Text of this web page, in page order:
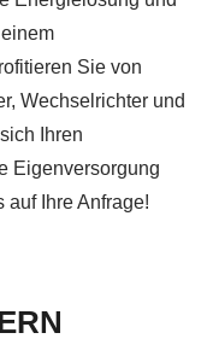
Sie von
Wechselrichter und
Ihren
Eigenversorgung
auf Ihre Anfrage!